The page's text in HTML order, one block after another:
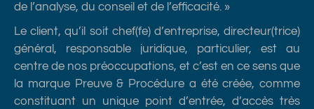
de l’analyse, du conseil et de l’efficacité. »
Le client, qu’il soit chef(fe) d’entreprise, directeur(trice)
général, responsable juridique, particulier, est au
centre de nos préoccupations, et c’est en ce sens que
la marque Preuve & Procédure a été créée, comme
constituant un unique point d’entrée, d’accès très